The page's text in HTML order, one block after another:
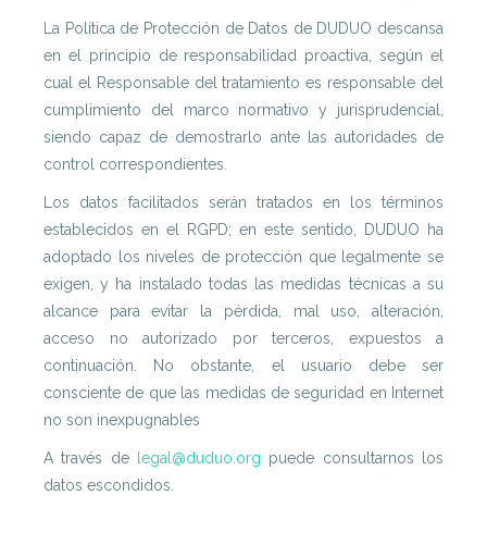
La Política de Protección de Datos de DUDUO descansa
en el principio de responsabilidad proactiva, según el
cual el Responsable del tratamiento es responsable del
cumplimiento del marco normativo y jurisprudencial,
siendo capaz de demostrarlo ante las autoridades de
control correspondientes.
Los datos facilitados serán tratados en los términos
establecidos en el RGPD; en este sentido, DUDUO ha
adoptado los niveles de protección que legalmente se
exigen, y ha instalado todas las medidas técnicas a su
alcance para evitar la pérdida, mal uso, alteración,
acceso no autorizado por terceros, expuestos a
continuación. No obstante, el usuario debe ser
consciente de que las medidas de seguridad en Internet
no son inexpugnables
A través de legal@duduo.org puede consultarnos los
datos escondidos.